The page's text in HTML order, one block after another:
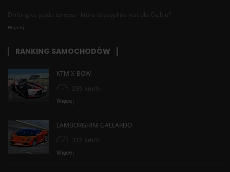
Drifting vs jazda torowa - która dyscyplina jest dla Ciebie?
Więcej
RANKING SAMOCHODÓW
KTM X-BOW
295 km/h
Więcej
LAMBORGHINI GALLARDO
315 km/h
Więcej